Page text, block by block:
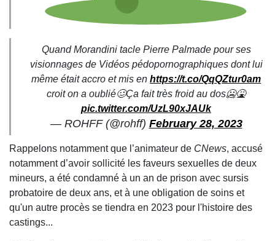
Quand Morandini tacle Pierre Palmade pour ses
visionnages de Vidéos pédopornographiques dont lui
même était accro et mis en https://t.co/QqQZtur0am
croit on a oublié🥴Ça fait très froid au dos🥶🤮
pic.twitter.com/UzL90xJAUk
— ROHFF (@rohff) February 28, 2023
Rappelons notamment que l’animateur de CNews, accusé
notamment d’avoir sollicité les faveurs sexuelles de deux
mineurs, a été condamné à un an de prison avec sursis
probatoire de deux ans, et à une obligation de soins et
qu'un autre procès se tiendra en 2023 pour l'histoire des
castings...